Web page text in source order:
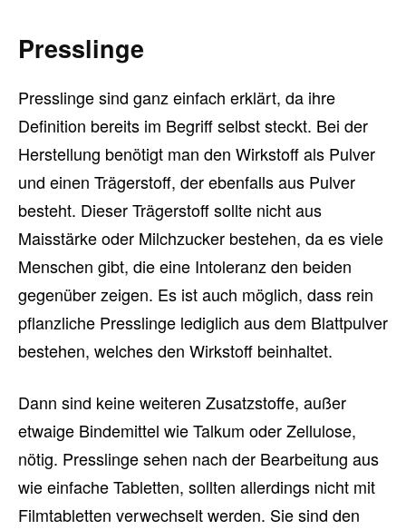
Presslinge
Presslinge sind ganz einfach erklärt, da ihre
Definition bereits im Begriff selbst steckt. Bei der
Herstellung benötigt man den Wirkstoff als Pulver
und einen Trägerstoff, der ebenfalls aus Pulver
besteht. Dieser Trägerstoff sollte nicht aus
Maisstärke oder Milchzucker bestehen, da es viele
Menschen gibt, die eine Intoleranz den beiden
gegenüber zeigen. Es ist auch möglich, dass rein
pflanzliche Presslinge lediglich aus dem Blattpulver
bestehen, welches den Wirkstoff beinhaltet.
Dann sind keine weiteren Zusatzstoffe, außer
etwaige Bindemittel wie Talkum oder Zellulose,
nötig. Presslinge sehen nach der Bearbeitung aus
wie einfache Tabletten, sollten allerdings nicht mit
Filmtabletten verwechselt werden. Sie sind den